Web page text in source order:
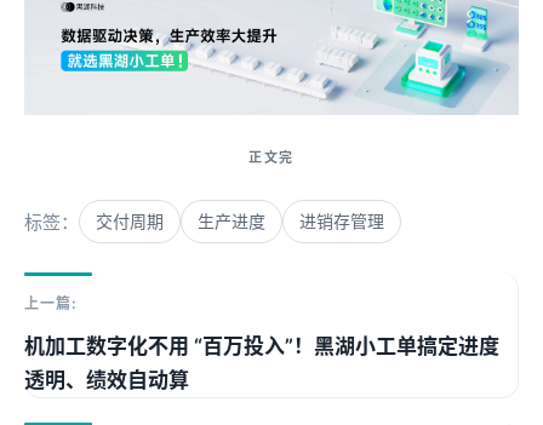
标签： 交付周期 生产进度 进销存管理
上一篇:
机加工数字化不用 “百万投入”！黑湖小工单搞定进度
透明、绩效自动算